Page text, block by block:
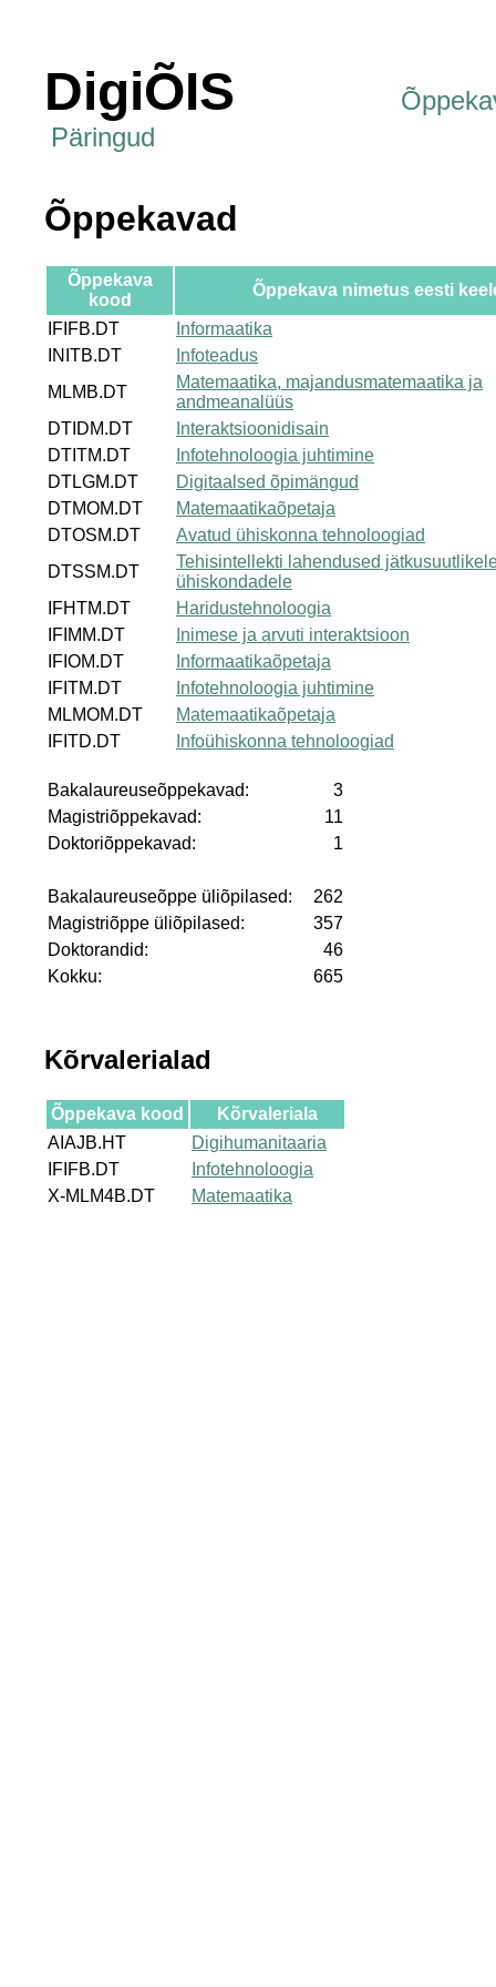
DigiÕIS
Päringud
Õppekavad
Õppekava
kood
Õppekava nimetus eesti
IFIFB.DT
Informaatika
INITB.DT
Infoteadus
MLMB.DT
Matemaatika, majandusmatemaatika ja
andmeanalüüs
DTIDM.DT
Interaktsioonidisain
DTITM.DT
Infotehnoloogia juhtimine
DTLGM.DT
Digitaalsed õpimängud
DTMOM.DT
Matemaatikaõpetaja
DTOSM.DT
Avatud ühiskonna tehnoloogiad
DTSSM.DT
Tehisintellekti lahendused
ühiskondadele
IFHTM.DT
Haridustehnoloogia
IFIMM.DT
Inimese ja arvuti interaktsioon
IFIOM.DT
Informaatikaõpetaja
IFITM.DT
Infotehnoloogia juhtimine
MLMOM.DT
Matemaatikaõpetaja
IFITD.DT
Infoühiskonna tehnoloogiad
Bakalaureuseõppekavad:
3
Magistriõppekavad:
11
Doktoriõppekavad:
1
Bakalaureuseõppe üliõpilased:
262
Magistriõppe üliõpilased:
357
Doktorandid:
46
Kokku:
665
Kõrvalerialad
Õppekava kood
Kõrvaleriala
AIAJB.HT
Digihumanitaaria
IFIFB.DT
Infotehnoloogia
X-MLM4B.DT
Matemaatika